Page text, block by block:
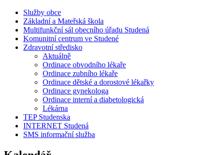
Služby obce
Základní a Mateřská škola
Multifunkční sál obecního úřadu Studená
Komunitní centrum ve Studené
Zdravotní středisko
Aktuálně
Ordinace obvodního lékaře
Ordinace zubního lékaře
Ordinace dětské a dorostové lékařky
Ordinace gynekologa
Ordinace interní a diabetologická
Lékárna
TEP Studenska
INTERNET Studená
SMS informační služba